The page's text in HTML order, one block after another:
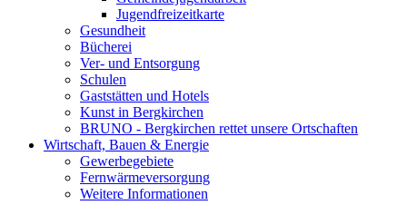
Jugendfreizeitkarte
Gesundheit
Bücherei
Ver- und Entsorgung
Schulen
Gaststätten und Hotels
Kunst in Bergkirchen
BRUNO - Bergkirchen rettet unsere Ortschaften
Wirtschaft, Bauen & Energie
Gewerbegebiete
Fernwärmeversorgung
Weitere Informationen